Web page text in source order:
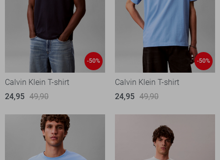
-50%
Calvin Klein T-shirt
24,95 49,90
-50%
Calvin Klein T-shirt
24,95 49,90